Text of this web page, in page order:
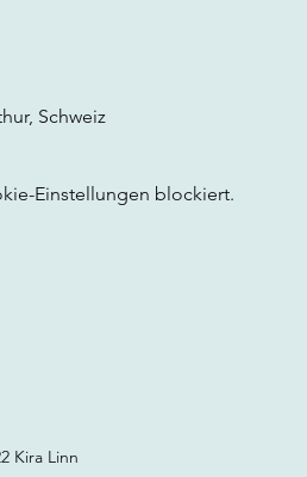
Schweiz
Einstellungen blockiert.
Kira Linn